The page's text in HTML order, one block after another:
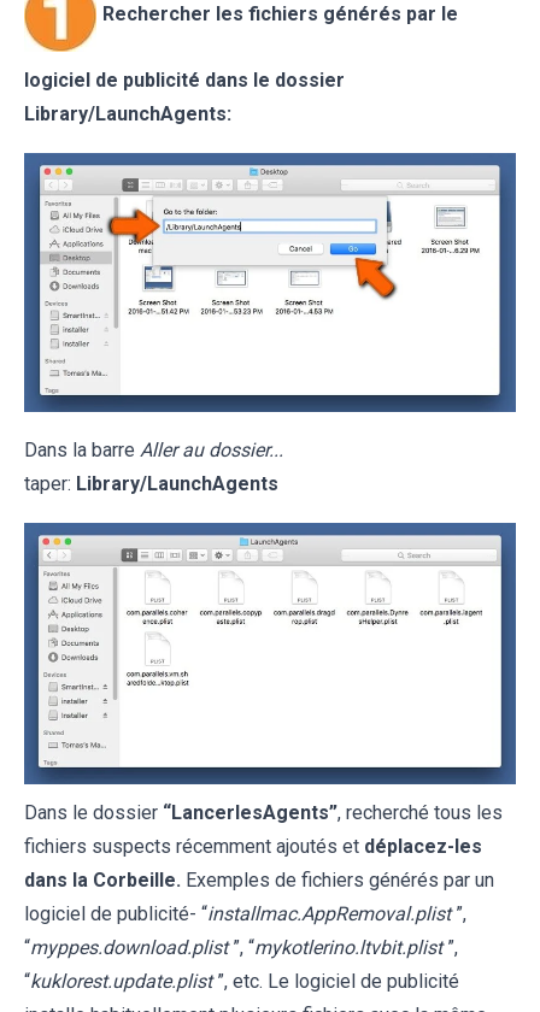
Rechercher les fichiers générés par le
logiciel de publicité dans le dossier
Library/LaunchAgents:
Dans la barre Aller au dossier...
taper: Library/LaunchAgents
Dans le dossier “LancerlesAgents”, recherché tous les
fichiers suspects récemment ajoutés et déplacez-les
dans la Corbeille. Exemples de fichiers générés par un
logiciel de publicité- “installmac.AppRemoval.plist ”,
“myppes.download.plist ”, “mykotlerino.ltvbit.plist ”,
“kuklorest.update.plist ”, etc. Le logiciel de publicité